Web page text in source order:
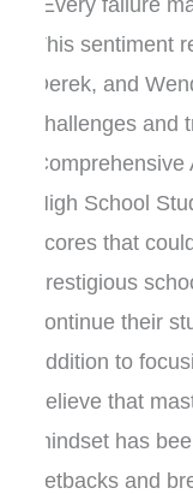
This sentiment
Derek, and
challenges and
High School
scores that
prestigious
continue their
addition to
believe that
mindset has
setbacks and